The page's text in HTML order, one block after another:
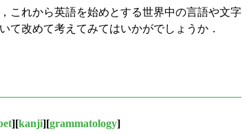
これから英語を始めとする世界中の言語や文字
て改めて考えてみてはいかがでしょうか．
][kanji][grammatology]